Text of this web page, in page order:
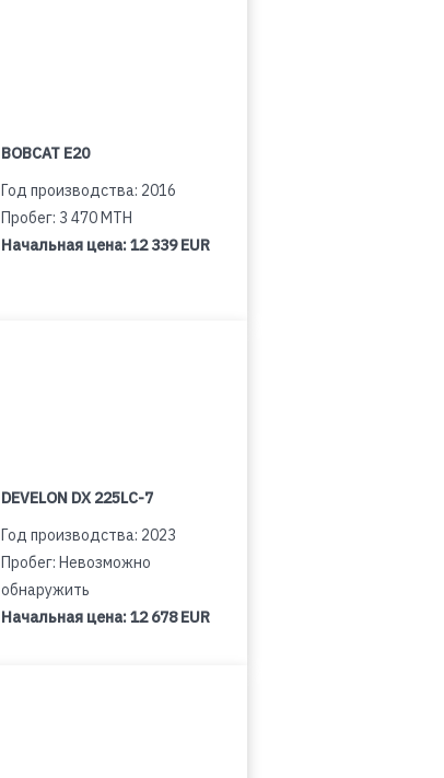
BOBCAT E20
Год производства: 2016
Пробег: 3 470 MTH
Начальная цена:12 339 EUR
DEVELON DX 225LC-7
Год производства: 2023
Пробег: Невозможно
обнаружить
Начальная цена:12 678 EUR